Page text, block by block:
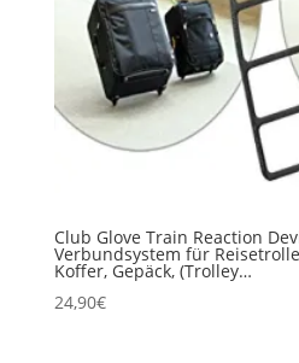
Club Glove Train Reaction
Verbundsystem für
Koffer, Gepäck, (Trolley…
24,90€